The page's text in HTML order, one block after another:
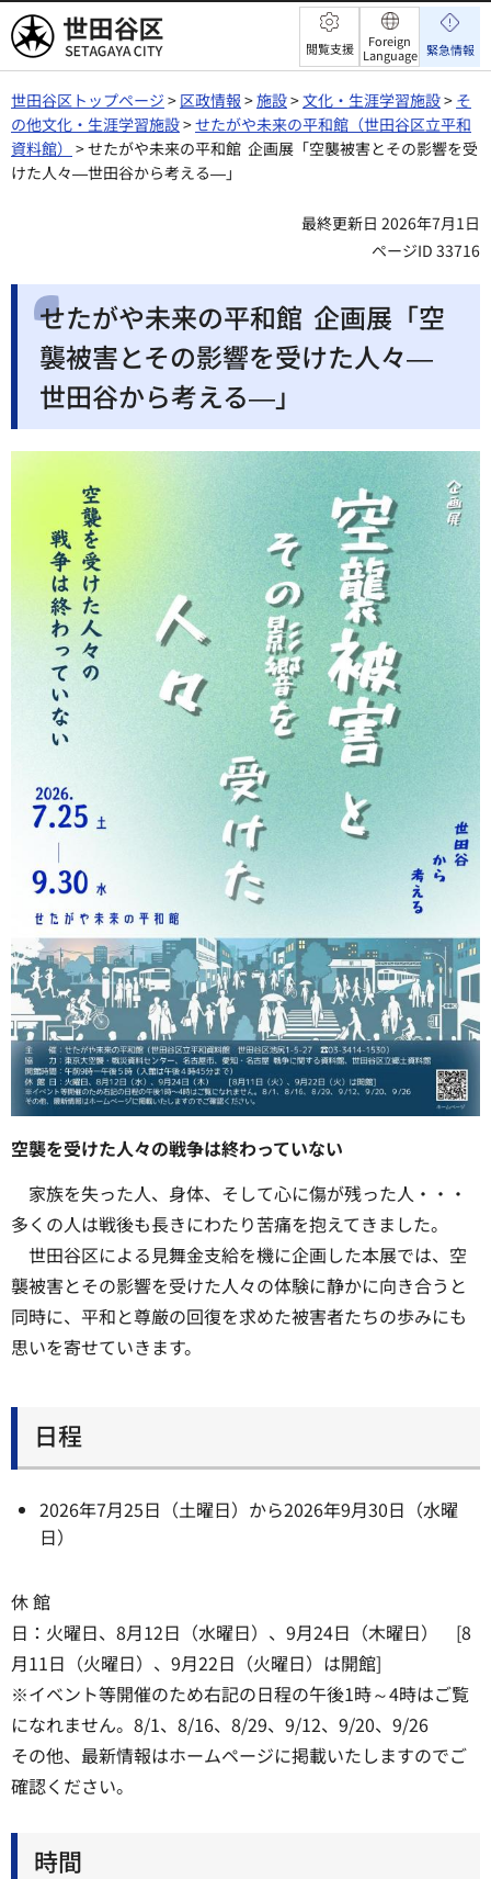
世田谷区 閲覧支援
Foreign
Language 緊急情報
世田谷区トップページ > 区政情報 >施設>文化・生涯学習施設> そ
の他文化・生涯学習施設>せたがや未来の平和館（世田谷区立平和
資料館） > せたがや未来の平和館 企画展「空襲被害とその影響を受
けた人々―世田谷から考える―」
最終更新日 2026年7月1日
ページID 33716
せたがや未来の平和館 企画展「空
襲被害とその影響を受けた人々―
世田谷から考える―」
空襲を受けた人々の戦争は終わっていない
家族を失った人、身体、そして心に傷が残った人・・・
多くの人は戦後も長きにわたり苦痛を抱えてきました。
世田谷区による見舞金支給を機に企画した本展では、空
襲被害とその影響を受けた人々の体験に静かに向き合うと
同時に、平和と尊厳の回復を求めた被害者たちの歩みにも
思いを寄せていきます。
日程
2026年7月25日（土曜日）から2026年9月30日（水曜
日）
休 館
日：火曜日、8月12日（水曜日）、9月24日（木曜日） [8
月11日（火曜日）、9月22日（火曜日）は開館]
※イベント等開催のため右記の日程の午後1時～4時はご覧
になれません。8/1、8/16、8/29、9/12、9/20、9/26
その他、最新情報はホームページに掲載いたしますのでご
確認ください。
時間